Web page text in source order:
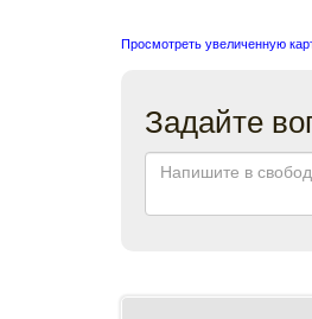
Просмотреть увеличенную
Задайте